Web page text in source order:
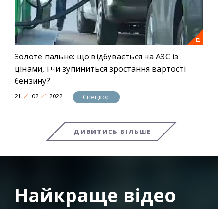
Золоте пальне: що відбувається на АЗС із
цінами, і чи зупиниться зростання вартості
бензину?
21 02 2022 Спецкор
ДИВИТИСЬ БІЛЬШЕ
Найкраще відео